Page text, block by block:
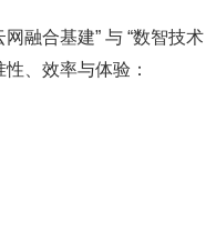
融合基建” 与 “数智技术
、效率与体验：​